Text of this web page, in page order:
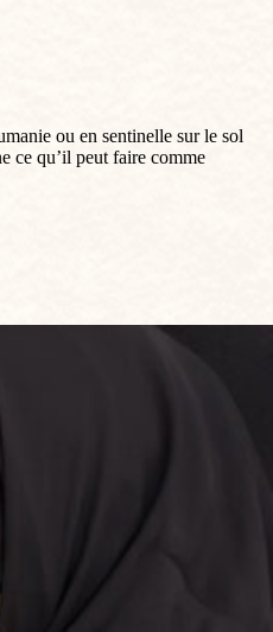
ou en sentinelle sur le sol
ce qu’il peut faire comme